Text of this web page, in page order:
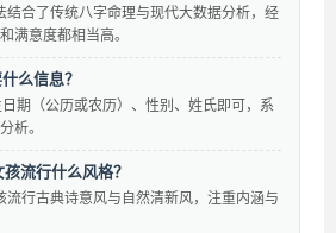
结合了传统八字命理与现代大数据分析，经
满意度都相当高。
么信息？
期（公历或农历）、性别、姓氏即可，系
析。
流行什么风格？
流行古典诗意风与自然清新风，注重内涵与